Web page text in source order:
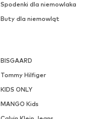
Spodenki dla niemowlaka
Buty dla niemowląt
BISGAARD
Tommy Hilfiger
KIDS ONLY
MANGO Kids